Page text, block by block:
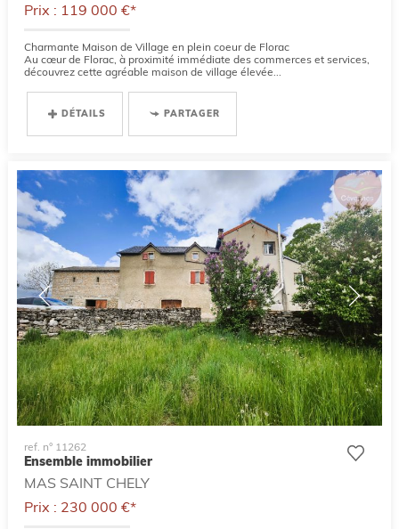
Prix : 119 000 €*
Charmante Maison de Village en plein coeur de Florac
Au cœur de Florac, à proximité immédiate des commerces et services,
découvrez cette agréable maison de village élevée...
DÉTAILS PARTAGER
ref. n° 11262
Ensemble immobilier
MAS SAINT CHELY
Prix : 230 000 €*